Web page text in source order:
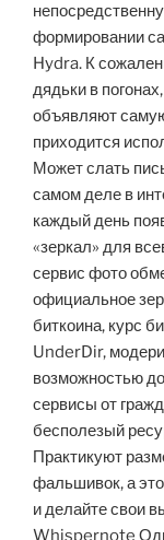
формировании
Hydra. К
дядьки в
объявляют
приходится
Может слать
самом деле в
каждый день
«зеркал» для
сервис фото
официальное
биткоина, курс
UnderDir,
возможностью
сервисы от
бесполезый
Практикуют
фальшивок, а
и делайте свои
Whispernote